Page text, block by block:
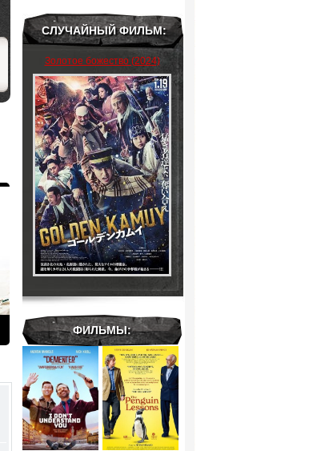
СЛУЧАЙНЫЙ ФИЛЬМ:
Золотое божество (2024)
ФИЛЬМЫ: